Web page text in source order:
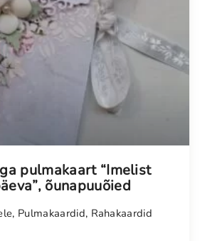
pulmakaart “Imelist
õunapuuõied
, Pulmakaardid, Rahakaardid